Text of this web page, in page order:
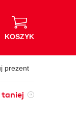
KOSZYK
prezent
taniej